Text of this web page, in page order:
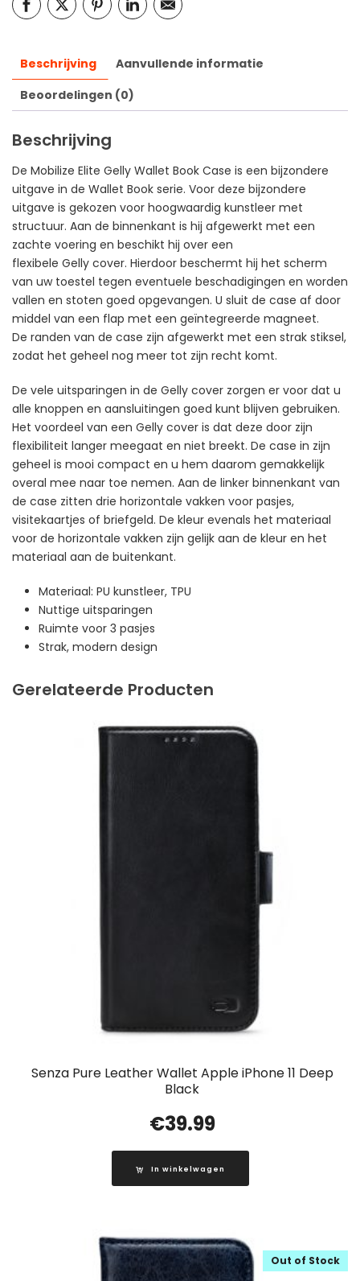
Beschrijving
Aanvullende informatie
Beoordelingen (0)
Beschrijving
De Mobilize Elite Gelly Wallet Book Case is een bijzondere
uitgave in de Wallet Book serie. Voor deze bijzondere
uitgave is gekozen voor hoogwaardig kunstleer met
structuur. Aan de binnenkant is hij afgewerkt met een
zachte voering en beschikt hij over een
flexibele Gelly cover. Hierdoor beschermt hij het scherm
van uw toestel tegen eventuele beschadigingen en worden
vallen en stoten goed opgevangen. U sluit de case af door
middel van een flap met een geïntegreerde magneet.
De randen van de case zijn afgewerkt met een strak stiksel,
zodat het geheel nog meer tot zijn recht komt.
De vele uitsparingen in de Gelly cover zorgen er voor dat u
alle knoppen en aansluitingen goed kunt blijven gebruiken.
Het voordeel van een Gelly cover is dat deze door zijn
flexibiliteit langer meegaat en niet breekt. De case in zijn
geheel is mooi compact en u hem daarom gemakkelijk
overal mee naar toe nemen. Aan de linker binnenkant van
de case zitten drie horizontale vakken voor pasjes,
visitekaartjes of briefgeld. De kleur evenals het materiaal
voor de horizontale vakken zijn gelijk aan de kleur en het
materiaal aan de buitenkant.
Materiaal: PU kunstleer, TPU
Nuttige uitsparingen
Ruimte voor 3 pasjes
Strak, modern design
Gerelateerde Producten
Senza Pure Leather Wallet Apple iPhone 11 Deep
Black
€39.99
In winkelwagen
Out of Stock